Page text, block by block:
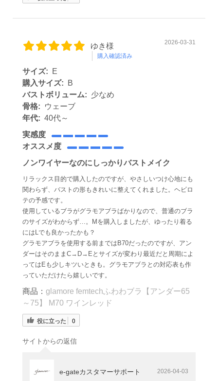
ゆき様
購入確認済み
2026-03-31
サイズ:
E
購入サイズ:
B
バストボリューム: 少なめ
骨格:
ウェーブ
年代: 40代～
実感度
オススメ度
ノンワイヤーなのにしっかりバストメイク
リラックス目的で購入したのですが、やさしいつけ心地にも
関わらず、バストの形もきれいに整えてくれました。ヘビロ
テの予感です。
使用しているブラがグラモアブラばかりなので、普通のブラ
のサイズがわからず…。Mを購入しましたが、ゆったり着る
にはLでも良かったかも？
グラモアブラを使用する前まではB70だったのですが、アン
ダーはそのままC→D→Eとサイズが変わり最近だと周期によ
ってはEも少しキツいときも。グラモアブラとの対応表も作
っていただけたら嬉しいです。
商品： glamore femtechふわわブラ【アンダー65
～75】 M70 ワインレッド
役に立った 0
サイトからの返信
e-gateカスタマーサポート 2026-04-03